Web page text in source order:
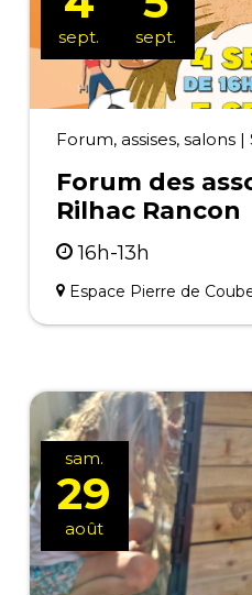
Forum, assises, salons|
Forum des
Rilhac Rancon
16h-13h
Espace Pierre de
sept. sept.
sam.
29
août